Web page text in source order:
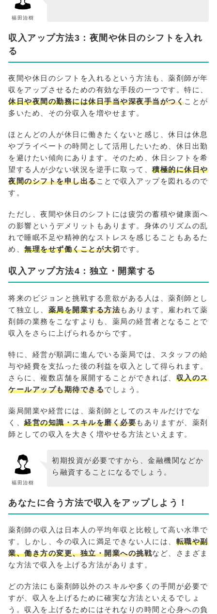
福田治樹
収入アップ方法3：夜間や休日のシフトを入れ
る
夜間や休日のシフトを入れるという方法も、薬剤師が年
収をアップさせるための有効な手段の一つです。特に、
休日や夜間の勤務には休日手当や深夜手当がつくことが
多いため、その分収入を増やせます。
ほとんどの人が休日に働きたくないと感じ、休日は休息
やプライベートの時間として活用したいため、休日出勤
を避けたい傾向にあります。そのため、休日シフトを希
望する人が少ない状況を逆手に取って、積極的に休日や
夜間のシフトを申し出ることで収入アップを図れるので
す。
ただし、夜間や休日のシフトには疲労の蓄積や健康面へ
の影響というデメリットもあります。身体のリズムの乱
れで睡眠不足や精神的なストレスを感じることもあるた
め、無理をせず働くことが大切です。
収入アップ方法4：独立・開業する
将来のビジョンと挑戦する意欲がある人は、薬剤師とし
て独立し、 薬局を開業する方法もあります。雇われて薬
剤師の業務をこなすよりも、薬局の経営者となることで
収入をさらに上げられるからです。
特に、経営が順調に進んでいる薬局では、スタッフの給
与や経費を支払った後の利益を収入として得られます。
さらに、複数店舗を展開することができれば、 収入のス
ケールアップも期待できるでしょう。
薬局開業や経営には、薬剤師としてのスキルだけでな
く、経営の知識・スキルを磨く必要もありますが、薬剤
師としての収入を大きく増やせる方法といえます。
福田治樹
初期投資が必要ですから、金融機関などか
ら融資することになるでしょう。
あなたに合う方法で収入をアップしよう！
薬剤師の収入は日本人の平均年収と比較して高い水準で
す。しかし、今の収入に満足できない人には、 転職や副
業、働き方の変更、独立・開業への挑戦など、さまざま
な方法で収入を上げる方法があります。
どの方法にも薬剤師以外のスキルや多くの手間が必要で
すが、収入を上げるために確実な方法といえるでしょ
う。収入を上げるためにはそれなりの時間と心身への負